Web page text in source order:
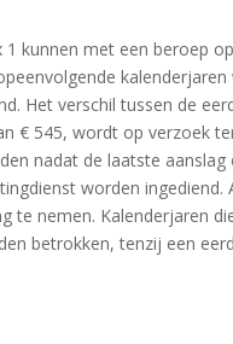
kunnen met een beroep
Het verschil tussen de
€ 545, wordt op verzoek
nadat de laatste
worden
te nemen. Kalenderjaren
betrokken, tenzij een